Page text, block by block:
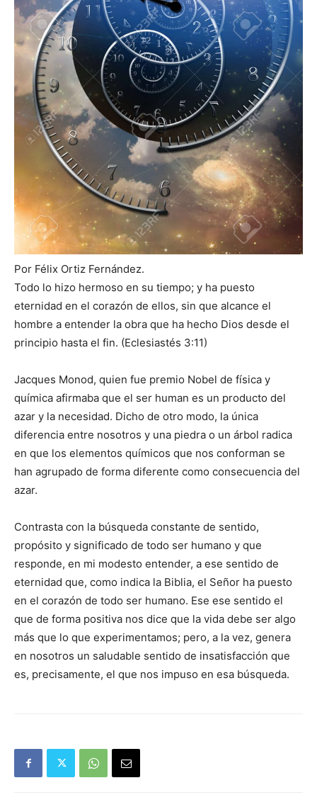
Por Félix Ortiz Fernández.
Todo lo hizo hermoso en su tiempo; y ha puesto
eternidad en el corazón de ellos, sin que alcance el
hombre a entender la obra que ha hecho Dios desde el
principio hasta el fin. (Eclesiastés 3:11)
Jacques Monod, quien fue premio Nobel de física y
química afirmaba que el ser human es un producto del
azar y la necesidad. Dicho de otro modo, la única
diferencia entre nosotros y una piedra o un árbol radica
en que los elementos químicos que nos conforman se
han agrupado de forma diferente como consecuencia del
azar.
Contrasta con la búsqueda constante de sentido,
propósito y significado de todo ser humano y que
responde, en mi modesto entender, a ese sentido de
eternidad que, como indica la Biblia, el Señor ha puesto
en el corazón de todo ser humano. Ese ese sentido el
que de forma positiva nos dice que la vida debe ser algo
más que lo que experimentamos; pero, a la vez, genera
en nosotros un saludable sentido de insatisfacción que
es, precisamente, el que nos impuso en esa búsqueda.